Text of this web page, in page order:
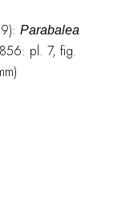
Parabalea
pl. 7, fig.